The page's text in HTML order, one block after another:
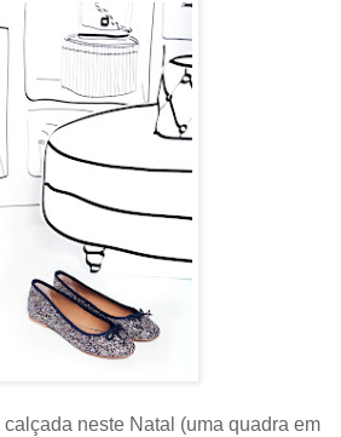
neste Natal (uma quadra em